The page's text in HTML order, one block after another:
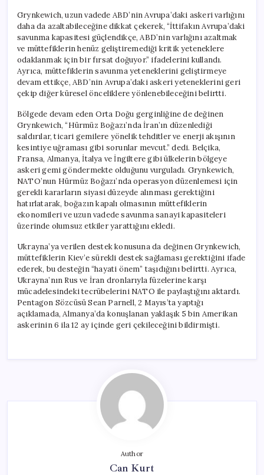
Grynkewich, uzun vadede ABD’nin Avrupa’daki askeri varlığını
daha da azaltabileceğine dikkat çekerek, “İttifakın Avrupa’daki
savunma kapasitesi güçlendikçe, ABD’nin varlığını azaltmak
ve müttefiklerin henüz geliştiremediği kritik yeteneklere
odaklanmak için bir fırsat doğuyor.” ifadelerini kullandı.
Ayrıca, müttefiklerin savunma yeteneklerini geliştirmeye
devam ettikçe, ABD’nin Avrupa’daki askeri yeteneklerini geri
çekip diğer küresel önceliklere yönlenebileceğini belirtti.
Bölgede devam eden Orta Doğu gerginliğine de değinen
Grynkewich, “Hürmüz Boğazı’nda İran’ın düzenlediği
saldırılar, ticari gemilere yönelik tehditler ve enerji akışının
kesintiye uğraması gibi sorunlar mevcut.” dedi. Belçika,
Fransa, Almanya, İtalya ve İngiltere gibi ülkelerin bölgeye
askeri gemi göndermekte olduğunu vurguladı. Grynkewich,
NATO’nun Hürmüz Boğazı’nda operasyon düzenlemesi için
gerekli kararların siyasi düzeyde alınması gerektiğini
hatırlatarak, boğazın kapalı olmasının müttefiklerin
ekonomileri ve uzun vadede savunma sanayi kapasiteleri
üzerinde olumsuz etkiler yarattığını ekledi.
Ukrayna’ya verilen destek konusuna da değinen Grynkewich,
müttefiklerin Kiev’e sürekli destek sağlaması gerektiğini ifade
ederek, bu desteğin “hayati önem” taşıdığını belirtti. Ayrıca,
Ukrayna’nın Rus ve İran dronlarıyla füzelerine karşı
mücadelesindeki tecrübelerini NATO ile paylaştığını aktardı.
Pentagon Sözcüsü Sean Parnell, 2 Mayıs’ta yaptığı
açıklamada, Almanya’da konuşlanan yaklaşık 5 bin Amerikan
askerinin 6 ila 12 ay içinde geri çekileceğini bildirmişti.
Author
Can Kurt